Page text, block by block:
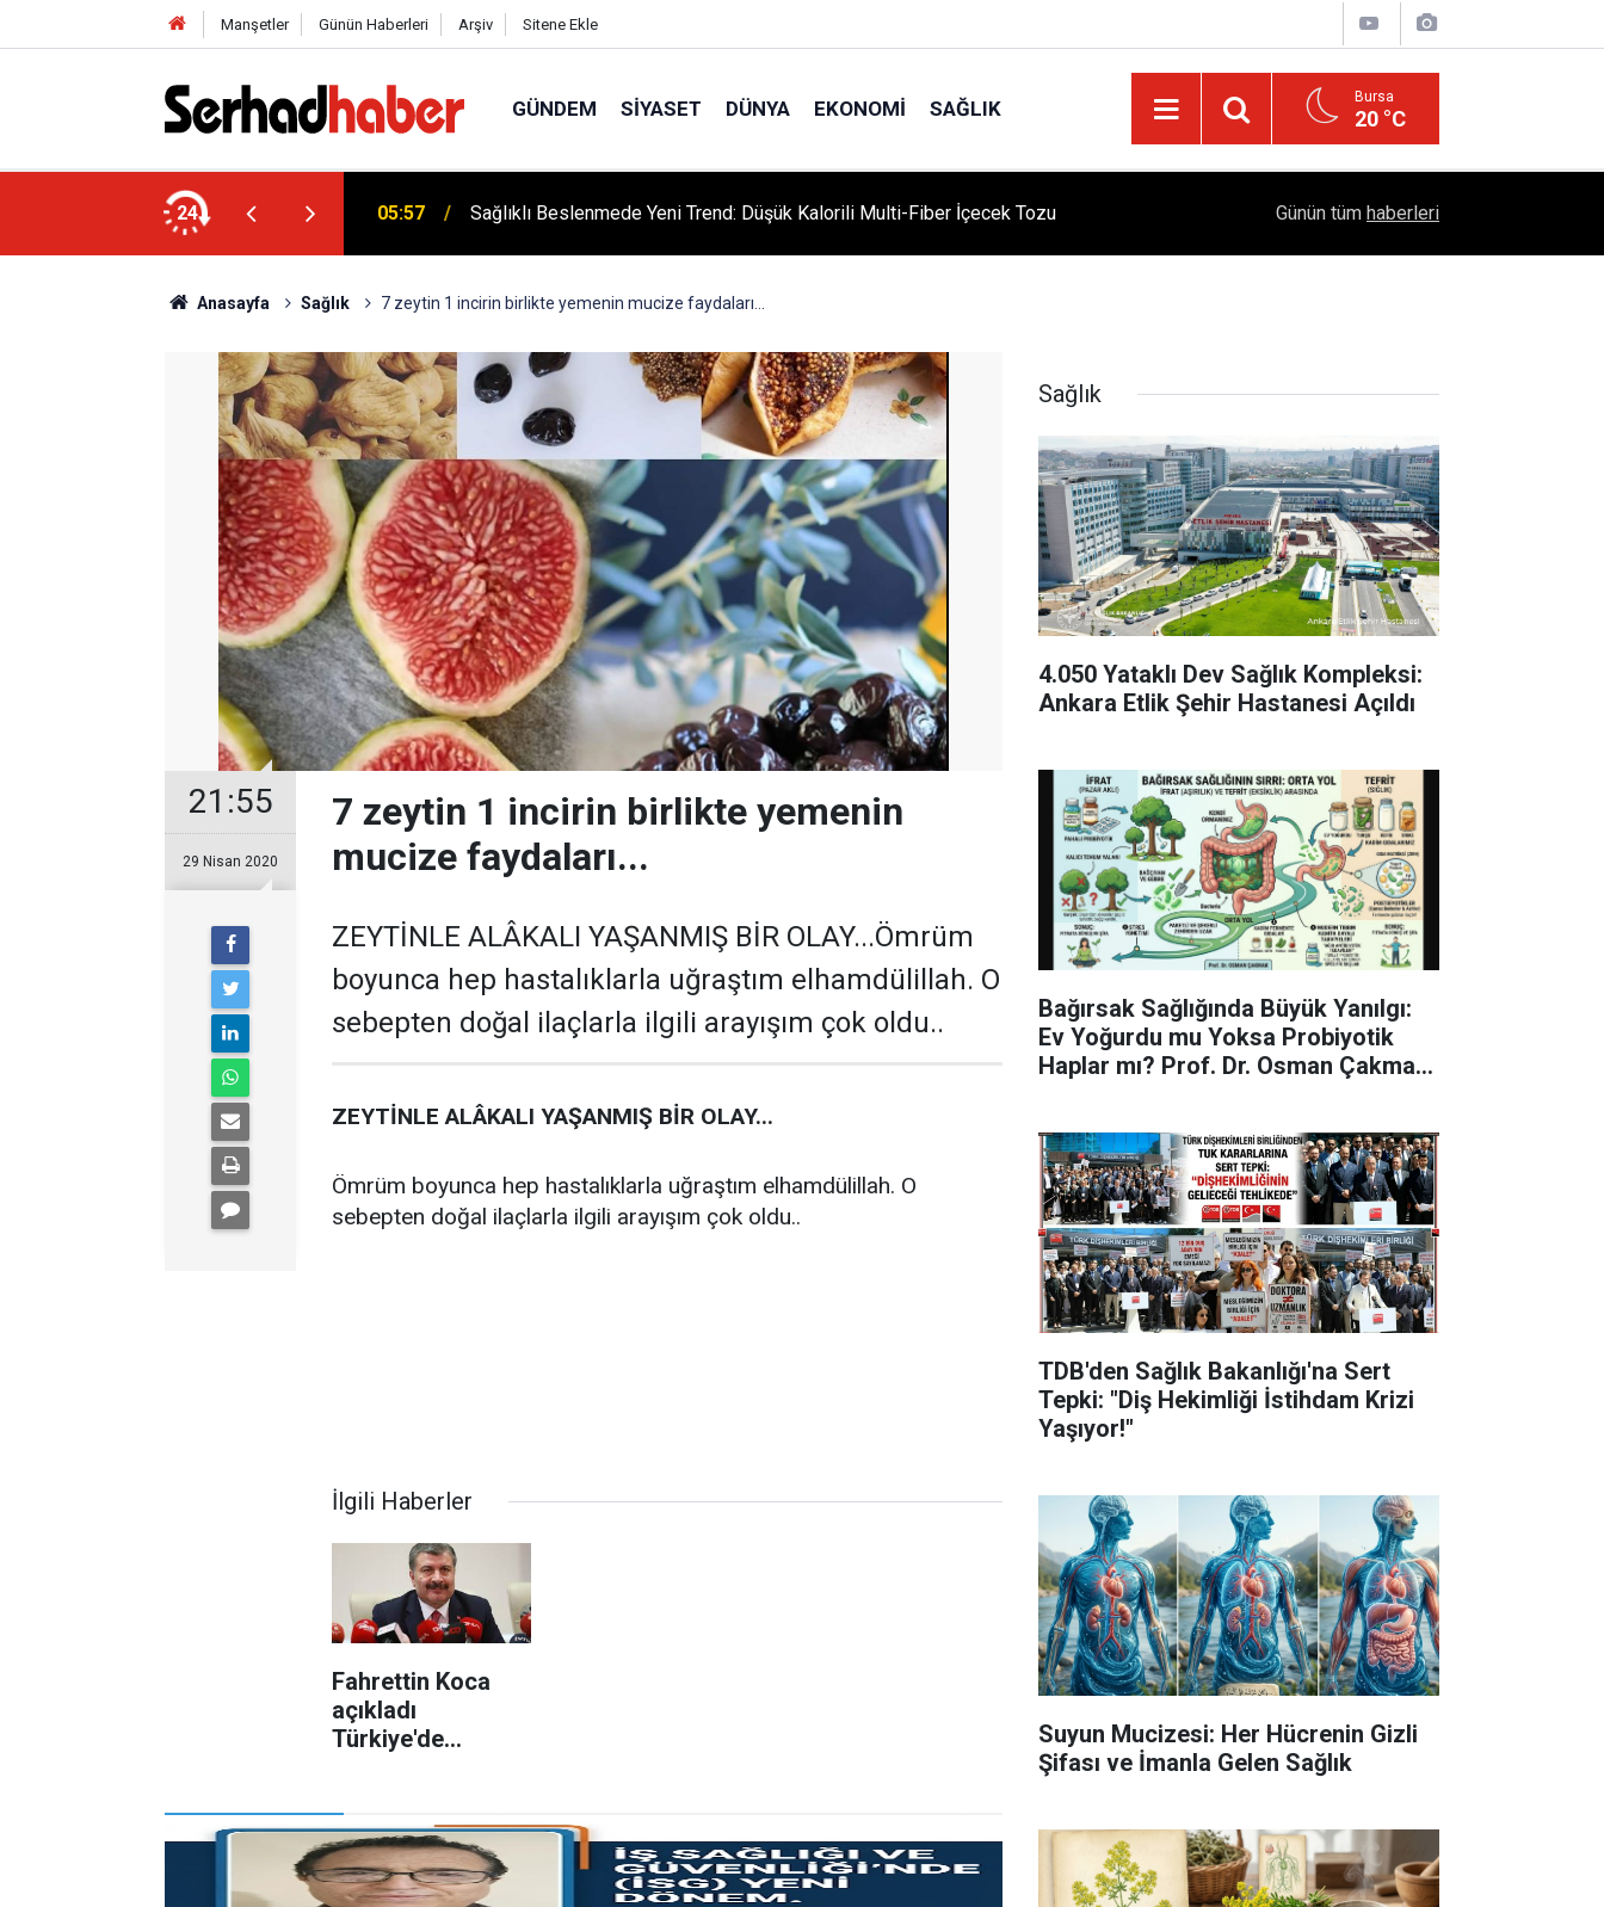
Manşetler Günün Haberleri Arşiv Sitene Ekle
GÜNDEM SIYASET DÜNYA EKONOMI SAĞLIK Bursa
20 °C
24
Düşük Kalorili Multi-Fiber İçecek Tozu 05:25
Dicle Üniversitesi'nden Türk Dünyası Hamlesi: Cengiz Aytmatov
Sempozyumu Diyarbakır'da!
Günün tüm haberleri
Anasayfa Sağlık 7 zeytin 1 incirin birlikte yemenin mucize faydaları...
21:55
29 Nisan 2020
7 zeytin 1 incirin birlikte yemenin
mucize faydaları...
ZEYTİNLE ALÂKALI YAŞANMIŞ BİR OLAY...Ömrüm
boyunca hep hastalıklarla uğraştım elhamdülillah. O
sebepten doğal ilaçlarla ilgili arayışım çok oldu..
ZEYTİNLE ALÂKALI YAŞANMIŞ BİR OLAY...
Ömrüm boyunca hep hastalıklarla uğraştım elhamdülillah. O
sebepten doğal ilaçlarla ilgili arayışım çok oldu..
İlgili Haberler
Fahrettin Koca
açıkladı
Türkiye'de
iyileşen hasta
sayısında
yüksleme oldu!!!!
Sağlık
4.050 Yataklı Dev Sağlık Kompleksi:
Ankara Etlik Şehir Hastanesi Açıldı
Bağırsak Sağlığında Büyük Yanılgı:
Ev Yoğurdu mu Yoksa Probiyotik
Haplar mı? Prof. Dr. Osman Çakmak
TDB'den Sağlık Bakanlığı'na Sert
Tepki: "Diş Hekimliği İstihdam Krizi
Yaşıyor!"
Suyun Mucizesi: Her Hücrenin Gizli
Şifası ve İmanla Gelen Sağlık